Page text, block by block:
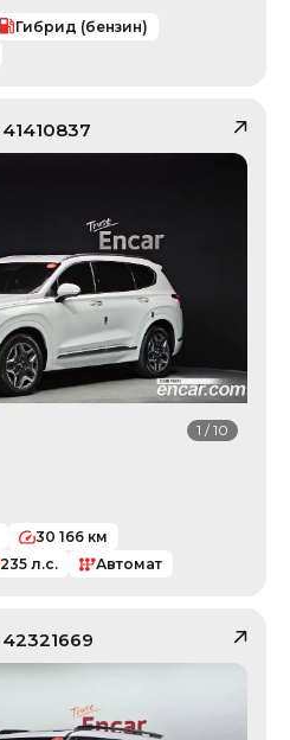
Гибрид (бензин)
41410837
1 /10
30 166 км
235 л.с. Автомат
42321669